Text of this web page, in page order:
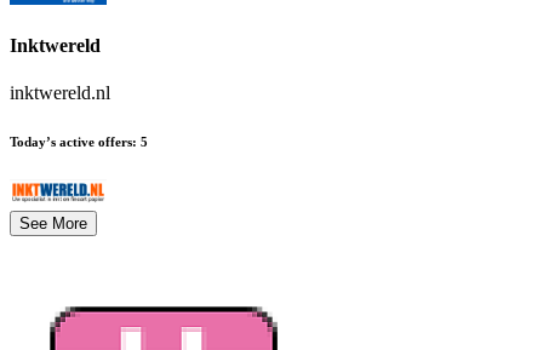
Inktwereld
inktwereld.nl
Today’s active offers: 5
See More